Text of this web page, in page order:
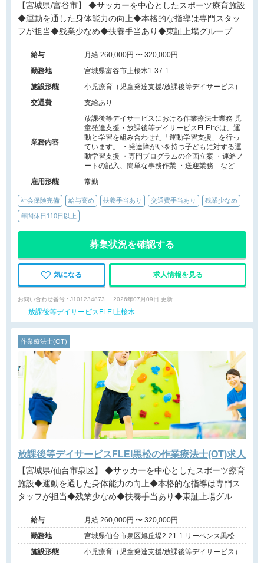
【宮城県/富谷市】 ◆サッカーを中心としたスポーツ療育施設
◆運動を通した身体能力の向上◆本格的な指導は専門スタッ
フが担当◆残業少なめ◆扶養手当あり◆東証上場グループの
給与
月給 260,000円 〜 320,000円
勤務地
宮城県富谷市上桜木1-37-1
施設形態
小児療育（児童発達支援/放課後等デイサービス）
交通費
支給あり
業務内容
放課後等デイサービスにおける作業療法士業務 児
童発達支援・放課後等デイサービスFLEIでは、運
動と学習を組み合わせた「運動学習支援」を行っ
ています。 ・発達障がいを持つ子どもに対する運
動学習支援 ・専門プログラムの企画立案 ・連絡ノ
ートの記入、簡単な事務作業 ・送迎業務 など
雇用形態
常勤
社会保険完備 給与高め 扶養手当あり 交通費手当あり 残業少なめ
年間休日110日以上
募集状況を確認する
気になる 求人情報を見る
お問い合わせ番号 : J101234873 2026年07月09日 更新
放課後等デイサービスFLEI上桜木
作業療法士(OT)
放課後等デイサービスFLEI黒松の作業療法士(OT)求人
【宮城県/仙台市泉区】 ◆サッカーを中心としたスポーツ療育
施設◆運動を通した身体能力の向上◆本格的な指導は専門ス
タッフが担当◆残業少なめ◆扶養手当あり◆東証上場グルー
給与
月給 260,000円 〜 320,000円
勤務地
宮城県仙台市泉区旭丘堤2-21-1 リーベンス黒松
A101
施設形態
小児療育（児童発達支援/放課後等デイサービス）